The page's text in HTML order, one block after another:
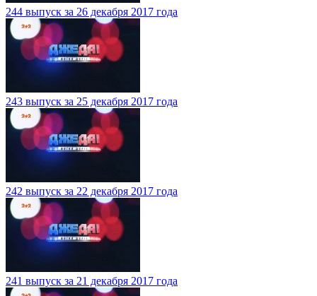
244 выпуск за 26 декабря 2017 года
243 выпуск за 25 декабря 2017 года
242 выпуск за 22 декабря 2017 года
241 выпуск за 21 декабря 2017 года